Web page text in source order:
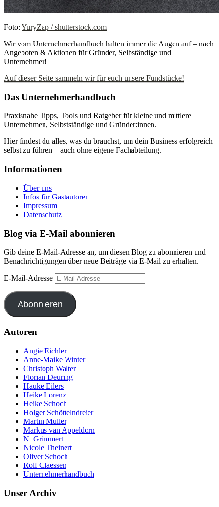
Foto: YuryZap / shutterstock.com
Wir vom Unternehmerhandbuch halten immer die Augen auf – nach
Angeboten & Aktionen für Gründer, Selbständige und
Unternehmer!
Auf dieser Seite sammeln wir für euch unsere Fundstücke!
Das Unternehmerhandbuch
Praxisnahe Tipps, Tools und Ratgeber für kleine und mittlere
Unternehmen, Selbstständige und Gründer:innen.
Hier findest du alles, was du brauchst, um dein Business erfolgreich
selbst zu führen – auch ohne eigene Fachabteilung.
Informationen
Über uns
Infos für Gastautoren
Impressum
Datenschutz
Blog via E-Mail abonnieren
Gib deine E-Mail-Adresse an, um diesen Blog zu abonnieren und
Benachrichtigungen über neue Beiträge via E-Mail zu erhalten.
E-Mail-Adresse
Abonnieren
Autoren
Angie Eichler
Anne-Maike Winter
Christoph Walter
Florian Deuring
Hauke Eilers
Heike Lorenz
Heike Schoch
Holger Schöttelndreier
Martin Müller
Markus van Appeldorn
N. Grimmert
Nicole Theinert
Oliver Schoch
Rolf Claessen
Unternehmerhandbuch
Unser Archiv